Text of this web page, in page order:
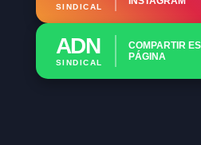
SINDICAL
ADN
SINDICAL
COMPARTIR
PÁGINA